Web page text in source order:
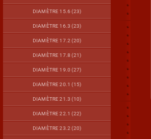
DIAMÈTRE 15.6 (23)
DIAMÈTRE 16.3 (23)
DIAMÈTRE 17.2 (20)
DIAMÈTRE 17.8 (21)
DIAMÈTRE 19.0 (27)
DIAMÈTRE 20.1 (15)
DIAMÈTRE 21.3 (10)
DIAMÈTRE 22.1 (22)
DIAMÈTRE 23.2 (20)